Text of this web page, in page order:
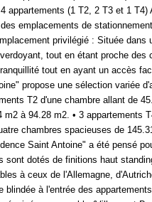
appartements (1 T2, 2 T3 et 1
emplacements de
privilégié : Située dans
tout en étant proche
tout en ayant un accès
propose une sélection variée
T2 d'une chambre allant de
m2 à 94.28 m2. • 3 appartements
chambres spacieuses de
Saint Antoine" a été pensé
sont dotés de finitions haut
à ceux de l'Allemagne,
blindée à l'entrée des